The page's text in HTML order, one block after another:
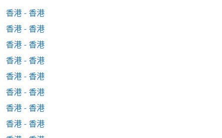
香港 - 香港
香港 - 香港
香港 - 香港
香港 - 香港
香港 - 香港
香港 - 香港
香港 - 香港
香港 - 香港